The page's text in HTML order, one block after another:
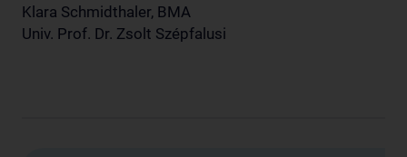
Klara Schmidthaler, BMA
Univ. Prof. Dr. Zsolt Szépfalusi